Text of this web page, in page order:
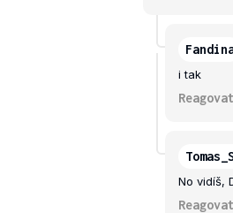
i tak
Reagovat
No vidíš,
Reagovat